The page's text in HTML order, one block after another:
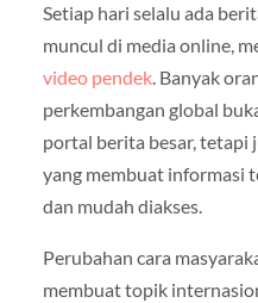
Setiap hari selalu ada
muncul di media online,
video pendek. Banyak
perkembangan global
portal berita besar, tetapi
yang membuat informasi
dan mudah diakses.
Perubahan cara
membuat topik